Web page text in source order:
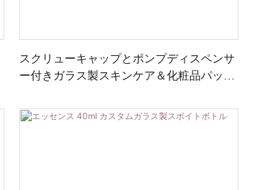
スクリューキャップとポンプディスペンサ
ー付きガラス製スキンケア＆化粧品パッケ